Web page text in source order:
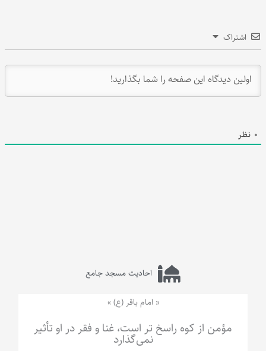
اشتراک
0 نظر
احادیث مسجد جامع
« امام باقر (ع) »
مؤمن از کوه راسخ تر است، غنا و فقر در او تأثیر
نمی‌گذارد